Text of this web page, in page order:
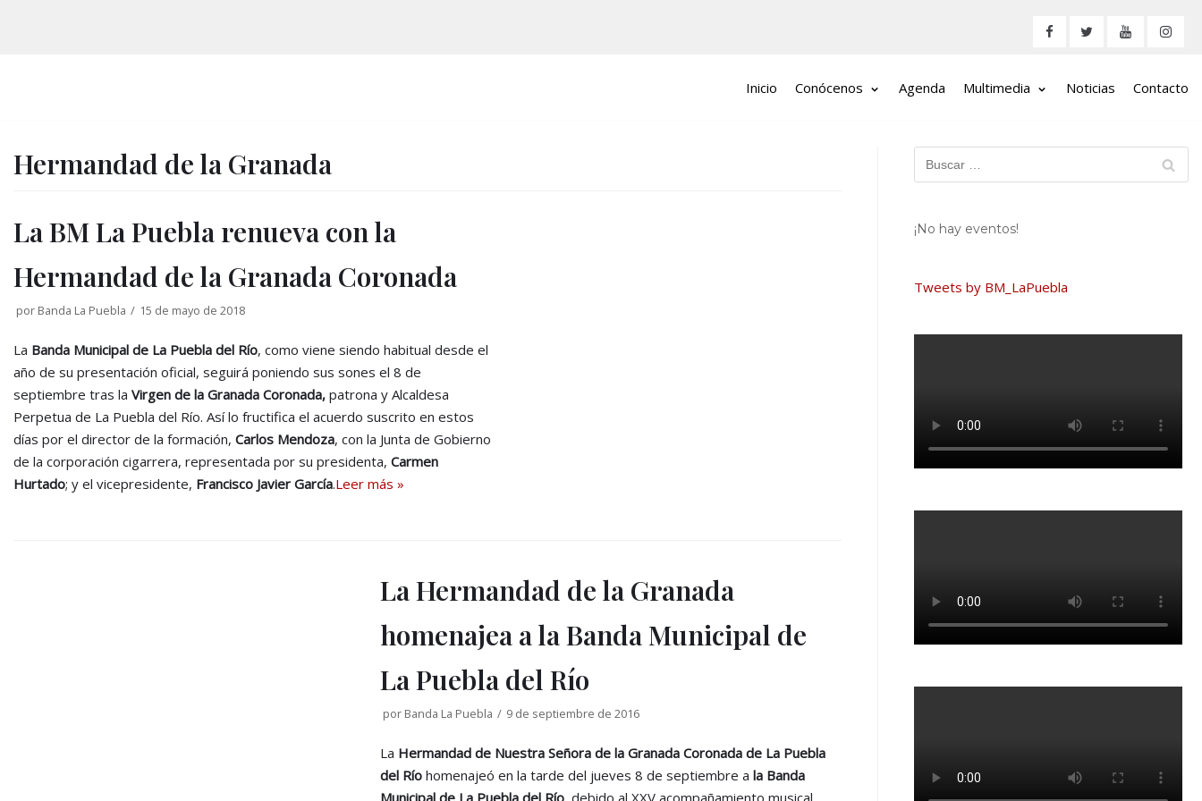
Inicio
Conócenos Agenda Multimedia Noticias Contacto
Hermandad de la Granada
La BM La Puebla renueva con la
Hermandad de la Granada Coronada
por Banda La Puebla 15 de mayo de 2018
La Banda Municipal de La Puebla del Río, como viene siendo habitual desde el
año de su presentación oficial, seguirá poniendo sus sones el 8 de
septiembre tras la Virgen de la Granada Coronada, patrona y Alcaldesa
Perpetua de La Puebla del Río. Así lo fructifica el acuerdo suscrito en estos
días por el director de la formación, Carlos Mendoza, con la Junta de Gobierno
de la corporación cigarrera, representada por su presidenta, Carmen
Hurtado; y el vicepresidente, Francisco Javier García.Leer más »
La Hermandad de la Granada
homenajea a la Banda Municipal de
La Puebla del Río
por Banda La Puebla 9 de septiembre de 2016
La Hermandad de Nuestra Señora de la Granada Coronada de La Puebla
del Ríohomenajeó en la tarde del jueves 8 de septiembre ala Banda
Municipal de La Puebla del Río, debido al XXV acompañamiento musical
¡No hay eventos!
Tweets by BM_LaPuebla